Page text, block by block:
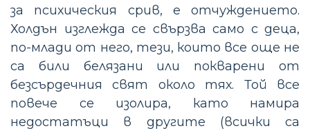
за психическия срив, е отчуждението.
Холдън изглежда се свързва само с деца,
по-млади от него, тези, които все още не
са били белязани или покварени от
безсърдечния свят около тях. Той все
повече се изолира, като намира
недостатъци в другите (всички са